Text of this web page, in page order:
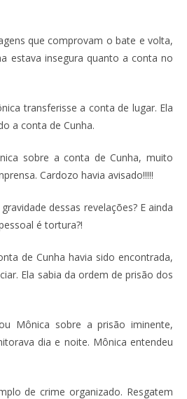
que comprovam o bate e volta,
estava insegura quanto a conta no
transferisse a conta de lugar. Ela
a conta de Cunha.
sobre a conta de Cunha, muito
Cardozo havia avisado!!!!!
dessas revelações? E ainda
é tortura?!
de Cunha havia sido encontrada,
Ela sabia da ordem de prisão dos
Mônica sobre a prisão iminente,
dia e noite. Mônica entendeu
de crime organizado. Resgatem